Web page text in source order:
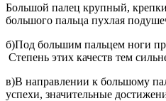
Большой палец крупный,
большого пальца пухлая
б)Под большим пальцем ноги
Степень этих качеств тем
в)В направлении к большому
успехи, значительные